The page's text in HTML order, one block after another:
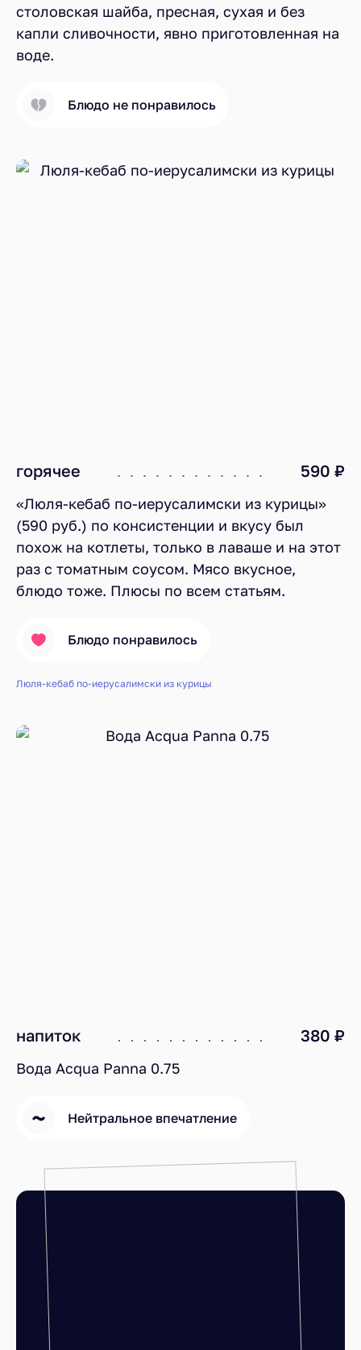
столовская шайба, пресная, сухая и без
капли сливочности, явно приготовленная на
воде.
Блюдо не понравилось
горячее 590 ₽
«Люля-кебаб по-иерусалимски из курицы»
(590 руб.) по консистенции и вкусу был
похож на котлеты, только в лаваше и на этот
раз с томатным соусом. Мясо вкусное,
блюдо тоже. Плюсы по всем статьям.
Блюдо понравилось
Люля-кебаб по-иерусалимски из курицы
напиток 380 ₽
Вода Acqua Panna 0.75
Нейтральное впечатление